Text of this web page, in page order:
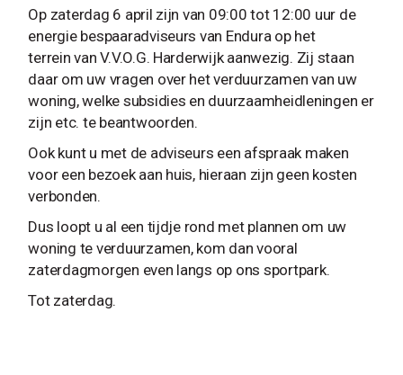
Op zaterdag 6 april zijn van 09:00 tot 12:00 uur de
energie bespaaradviseurs van Endura op het
terrein van V.V.O.G. Harderwijk aanwezig. Zij staan
daar om uw vragen over het verduurzamen van uw
woning, welke subsidies en duurzaamheidleningen er
zijn etc. te beantwoorden.
Ook kunt u met de adviseurs een afspraak maken
voor een bezoek aan huis, hieraan zijn geen kosten
verbonden.
Dus loopt u al een tijdje rond met plannen om uw
woning te verduurzamen, kom dan vooral
zaterdagmorgen even langs op ons sportpark.
Tot zaterdag.